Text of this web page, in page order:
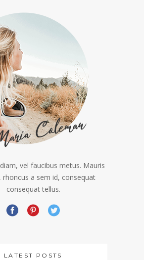
vel faucibus metus. Mauris
rhoncus a sem id, consequat
consequat tellus.
LATEST POSTS